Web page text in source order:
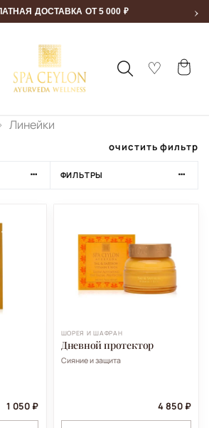
ДОСТАВКА ОТ 5 000 ₽ ›
Линейки
очистить фильтр
ФИЛЬТРЫ
1 050 ₽
ШОРЕЯ И ШАФРАН
Дневной протектор
Сияние и защита
4 850 ₽